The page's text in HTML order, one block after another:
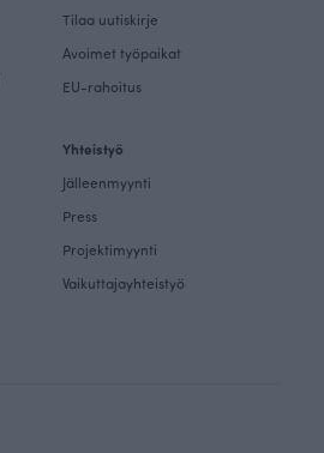
Tilaa uutiskirje
Avoimet työpaikat
EU-rahoitus
Yhteistyö
Jälleenmyynti
Press
Projektimyynti
Vaikuttajayhteistyö